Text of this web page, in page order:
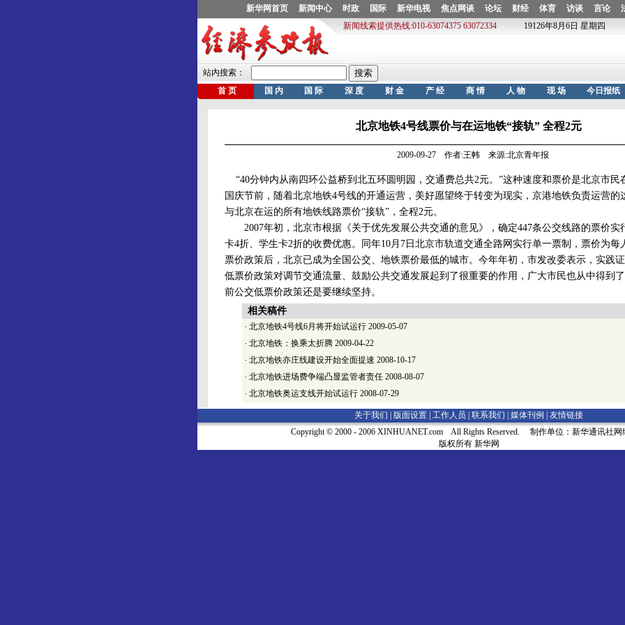
北京地铁4号线票价与在运地铁“接轨” 全程2元
2009-09-27 作者:王帏 来源:北京青年报
“40分钟内从南四环公益桥到北五环圆明园，交通费总共2元。”这种速度和票价是北京市民
国庆节前，随着北京地铁4号线的开通运营，美好愿望终于转变为现实，京港地铁负责运营的
与北京在运的所有地铁线路票价“接轨”，全程2元。
2007年初，北京市根据《关于优先发展公共交通的意见》，确定447条公交线路的票价实
卡4折、学生卡2折的收费优惠。同年10月7日北京市轨道交通全路网实行单一票制，票价为每
票价政策后，北京已成为全国公交、地铁票价最低的城市。今年年初，市发改委表示，实践
低票价政策对调节交通流量、鼓励公共交通发展起到了很重要的作用，广大市民也从中得到
前公交低票价政策还是要继续坚持。
相关稿件
· 北京地铁4号线6月将开始试运行 2009-05-07
· 北京地铁：换乘太折腾 2009-04-22
· 北京地铁亦庄线建设开始全面提速 2008-10-17
· 北京地铁进场费争端凸显监管者责任 2008-08-07
· 北京地铁奥运支线开始试运行 2008-07-29
关于我们 | 版面设置 工作人员 联系我们 媒体刊例
友情链接
Copyright © 2000 - 2006 XINHUANET.com All Rights Reserved. 制作单位：新华通讯社网
版权所有 新华网